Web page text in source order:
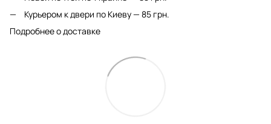
Курьером к двери по Киеву — 85 грн.
Подробнее о доставке